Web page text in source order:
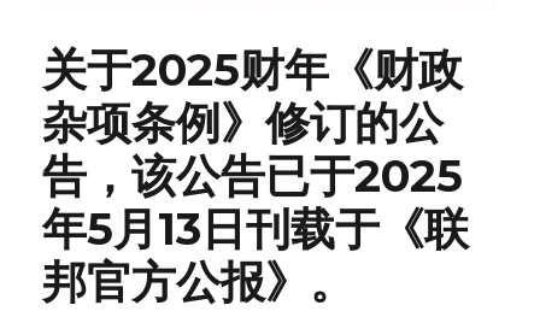
关于2025财年《财政
杂项条例》修订的公
告，该公告已于2025
年5月13日刊载于《联
邦官方公报》。